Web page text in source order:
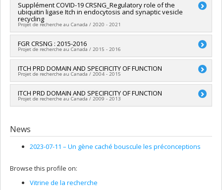
Grant programs:PV113724-(PR) Projets de recherche en
équipe (et possibilité d'équipement la première année)
Lead researcher :Annie Angers
Funding sources:CRSNG/Conseil de recherches en sciences
naturelles et génie du Canada (CRSNG)
Grant programs:PVX20965-(RGP) Programme de subvention à
la découverte individuelle ou de groupe
Supplément COVID-19 CRSNG_Regulatory role of the
ubiquitin ligase Itch in endocytosis and synaptic vesicle
recycling
Projet de recherche au Canada / 2020 - 2021
Lead researcher : Annie Angers
Funding sources: CRSNG/Conseil de recherches en sciences
naturelles et génie du Canada (CRSNG)
Grant programs:PVXXXXXX-Supplément à l’appui des
étudiants, des stagiaires postdoctoraux et du personnel de
FGR CRSNG : 2015-2016
Projet de recherche au Canada / 2015 - 2016
Lead researcher : Annie Angers
Funding sources: CRSNG/Conseil de recherches en sciences
naturelles et génie du Canada (CRSNG)
Grant programs:PVXXXXXX-FGR - Subvention de recherche
institutionnelle
ITCH PRD DOMAIN AND SPECIFICITY OF FUNCTION
Projet de recherche au Canada / 2004 - 2015
Lead researcher : Annie Angers
Funding sources: CRSNG/Conseil de recherches en sciences
la découverte individuelle ou de groupe
ITCH PRD DOMAIN AND SPECIFICITY OF FUNCTION
Projet de recherche au Canada / 2009 - 2013
News
2023-07-11 – Un gène caché bouscule les préconceptions
Browse this profile on:
Vitrine de la recherche